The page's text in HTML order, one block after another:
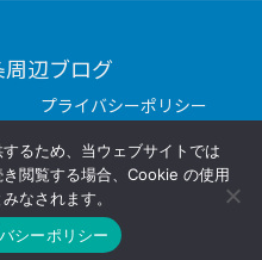
辺ブログ
プライバシーポリシー
九条周辺ブログ All Rights
トップ
るため、当ウェブサイトでは
閲覧する場合、Cookie の使用
なされます。
シーポリシー